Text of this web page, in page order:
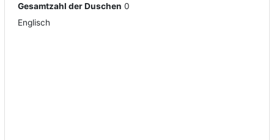
Gesamtzahl der Duschen 0
Englisch